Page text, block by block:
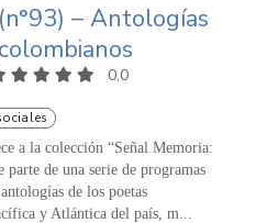
– Antologías
0,0
a la colección “Señal Memoria:
de una serie de programas
de los poetas
y Atlántica del país, m...